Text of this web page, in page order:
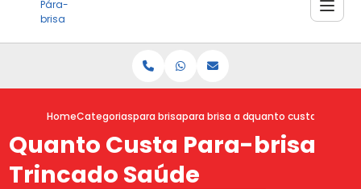
HomeCategoriaspara brisapara brisa a domicilioquanto custa para
Quanto Custa Para-brisa
Trincado Saúde